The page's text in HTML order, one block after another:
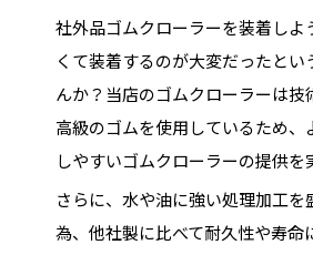
社外品ゴムクローラーを装着しよ
くて装着するのが大変だったとい
んか？当店のゴムクローラーは技
高級のゴムを使用しているため、
しやすいゴムクローラーの提供を
さらに、水や油に強い処理加工を
為、他社製に比べて耐久性や寿命